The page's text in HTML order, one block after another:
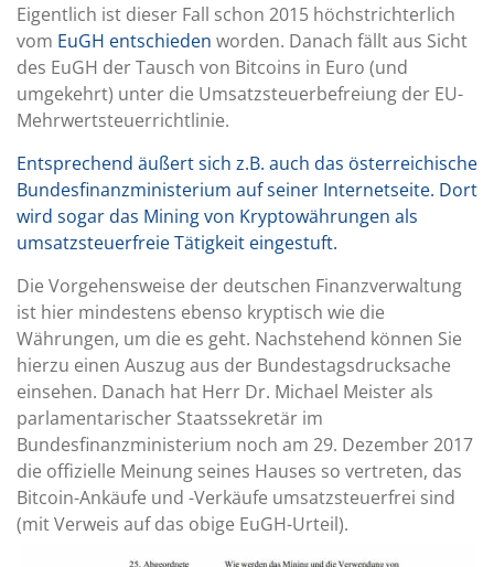
Eigentlich ist dieser Fall schon 2015 höchstrichterlich
vom EuGH entschieden worden. Danach fällt aus Sicht
des EuGH der Tausch von Bitcoins in Euro (und
umgekehrt) unter die Umsatzsteuerbefreiung der EU-
Mehrwertsteuerrichtlinie.
Entsprechend äußert sich z.B. auch das österreichische
Bundesfinanzministerium auf seiner Internetseite. Dort
wird sogar das Mining von Kryptowährungen als
umsatzsteuerfreie Tätigkeit eingestuft.
Die Vorgehensweise der deutschen Finanzverwaltung
ist hier mindestens ebenso kryptisch wie die
Währungen, um die es geht. Nachstehend können Sie
hierzu einen Auszug aus der Bundestagsdrucksache
einsehen. Danach hat Herr Dr. Michael Meister als
parlamentarischer Staatssekretär im
Bundesfinanzministerium noch am 29. Dezember 2017
die offizielle Meinung seines Hauses so vertreten, das
Bitcoin-Ankäufe und -Verkäufe umsatzsteuerfrei sind
(mit Verweis auf das obige EuGH-Urteil).